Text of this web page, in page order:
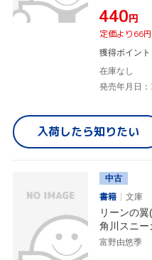
¥440円
定価より66
獲得ポイン
在庫なし
発売年月日
入荷したら知りたい
中古
書籍
文庫
リーンの
角川スニー
富野由悠季